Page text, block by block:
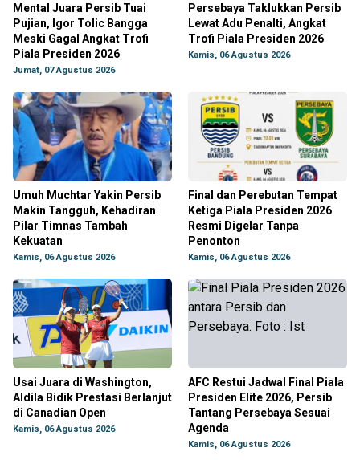
Mental Juara Persib Tuai
Pujian, Igor Tolic Bangga
Meski Gagal Angkat Trofi
Piala Presiden 2026
Jumat, 07 Agustus 2026
Persebaya Taklukkan Persib
Lewat Adu Penalti, Angkat
Trofi Piala Presiden 2026
Kamis, 06 Agustus 2026
Umuh Muchtar Yakin Persib
Makin Tangguh, Kehadiran
Pilar Timnas Tambah
Kekuatan
Kamis, 06 Agustus 2026
Final dan Perebutan Tempat
Ketiga Piala Presiden 2026
Resmi Digelar Tanpa
Penonton
Kamis, 06 Agustus 2026
Usai Juara di Washington,
Aldila Bidik Prestasi Berlanjut
di Canadian Open
Kamis, 06 Agustus 2026
AFC Restui Jadwal Final Piala
Presiden Elite 2026, Persib
Tantang Persebaya Sesuai
Agenda
Kamis, 06 Agustus 2026